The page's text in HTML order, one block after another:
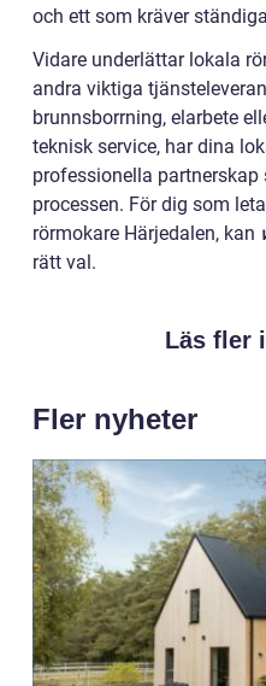
och ett som kräver
Vidare underlättar lokala
andra viktiga
brunnsborrning, elarbete
teknisk service, har dina
professionella
processen. För dig som
rörmokare Härjedalen, kan
rätt val.
Läs fler
Fler nyheter